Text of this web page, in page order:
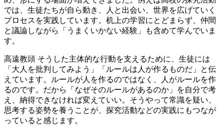
では、生徒たちが自ら動き、人と出会い、世界を広げていく
プロセスを実践しています。机上の学習にとどまらず、仲間
と議論しながら「うまくいかない経験」も含めて学んでいま
す。
高遠教頭 そうした主体的な行動を支えるために、生徒には
「大人を批判してみよう」「ルールは人が作るものだ」と伝
えています。ルールが人を作るのではなく、人がルールを作
るのです。だから「なぜそのルールがあるのか」を自分で考
え、納得できなければ変えていい。そうやって常識を疑い、
思考する姿勢を養うことが、探究活動などの実践にもつなが
っていると感じます。